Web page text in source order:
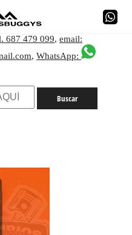
687 479 099, email:
, WhatsApp: